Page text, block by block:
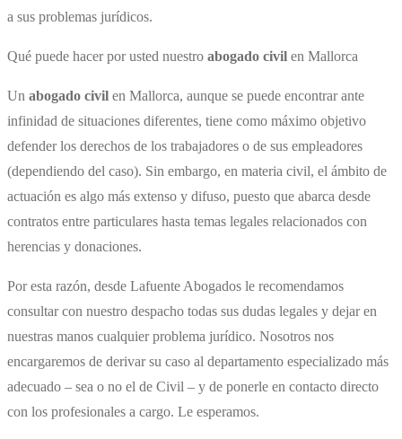
a sus problemas jurídicos.
Qué puede hacer por usted nuestro abogado civil en Mallorca
Un ​ abogado civil en Mallorca​, aunque se puede encontrar ante
infinidad de situaciones diferentes, tiene como máximo objetivo
defender los derechos de los trabajadores o de sus empleadores
(dependiendo del caso). Sin embargo, en materia civil, el ámbito de
actuación es algo más extenso y difuso, puesto que abarca desde
contratos entre particulares hasta temas legales relacionados con
herencias y donaciones.
Por esta razón, desde Lafuente Abogados le recomendamos
consultar con nuestro despacho todas sus dudas legales y dejar en
nuestras manos cualquier problema jurídico. Nosotros nos
encargaremos de derivar su caso al departamento especializado más
adecuado – sea o no el de Civil – y de ponerle en contacto directo
con los profesionales a cargo. Le esperamos.